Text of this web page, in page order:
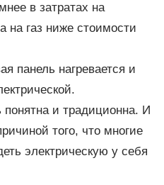
в затратах на
на газ ниже стоимости
панель нагревается и
понятна и традиционна. И
того, что многие
электрическую у себя